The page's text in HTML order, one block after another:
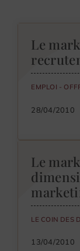
Le
EMPLOI -
28/04/2010
Le
LE COIN DES
13/04/2010